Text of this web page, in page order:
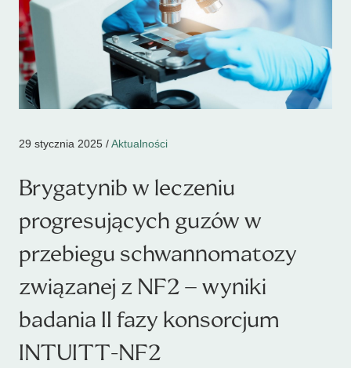
29 stycznia 2025 /Aktualności
Brygatynib w leczeniu
progresujących guzów w
przebiegu schwannomatozy
związanej z NF2 – wyniki
badania II fazy konsorcjum
INTUITT-NF2